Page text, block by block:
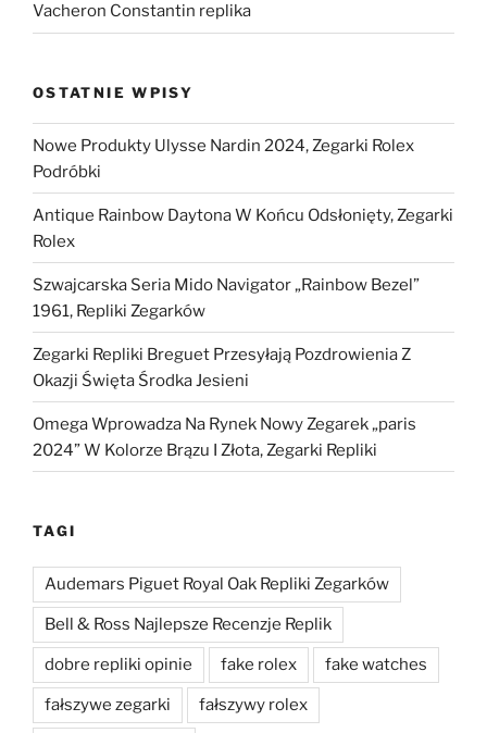
Vacheron Constantin replika
OSTATNIE WPISY
Nowe Produkty Ulysse Nardin 2024, Zegarki Rolex
Podróbki
Antique Rainbow Daytona W Końcu Odsłonięty, Zegarki
Rolex
Szwajcarska Seria Mido Navigator „Rainbow Bezel”
1961, Repliki Zegarków
Zegarki Repliki Breguet Przesyłają Pozdrowienia Z
Okazji Święta Środka Jesieni
Omega Wprowadza Na Rynek Nowy Zegarek „paris
2024” W Kolorze Brązu I Złota, Zegarki Repliki
TAGI
Audemars Piguet Royal Oak Repliki Zegarków
Bell & Ross Najlepsze Recenzje Replik
dobre repliki opinie fake rolex fake watches
fałszywe zegarki fałszywy rolex